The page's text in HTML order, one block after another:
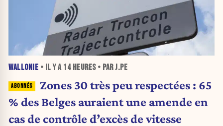
WALLONIE • IL Y A 14 HEURES• PAR J.PE
Zones 30 très peu respectées : 65
% des Belges auraient une amende en
cas de contrôle d’excès de vitesse